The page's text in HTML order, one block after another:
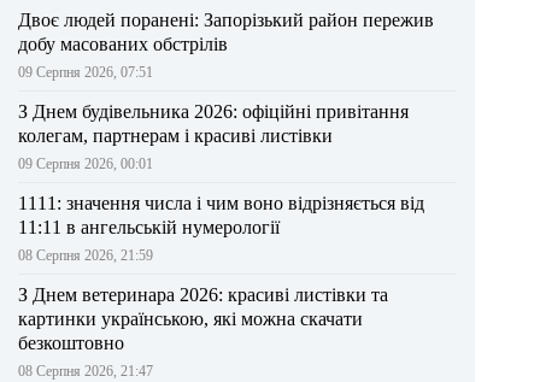
Двоє людей поранені: Запорізький район пережив
добу масованих обстрілів
09 Серпня 2026, 07:51
З Днем будівельника 2026: офіційні привітання
колегам, партнерам і красиві листівки
09 Серпня 2026, 00:01
1111: значення числа і чим воно відрізняється від
11:11 в ангельській нумерології
08 Серпня 2026, 21:59
З Днем ветеринара 2026: красиві листівки та
картинки українською, які можна скачати
безкоштовно
08 Серпня 2026, 21:47